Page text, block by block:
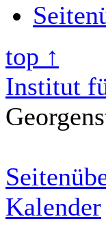
top ↑
Institut
Kalender